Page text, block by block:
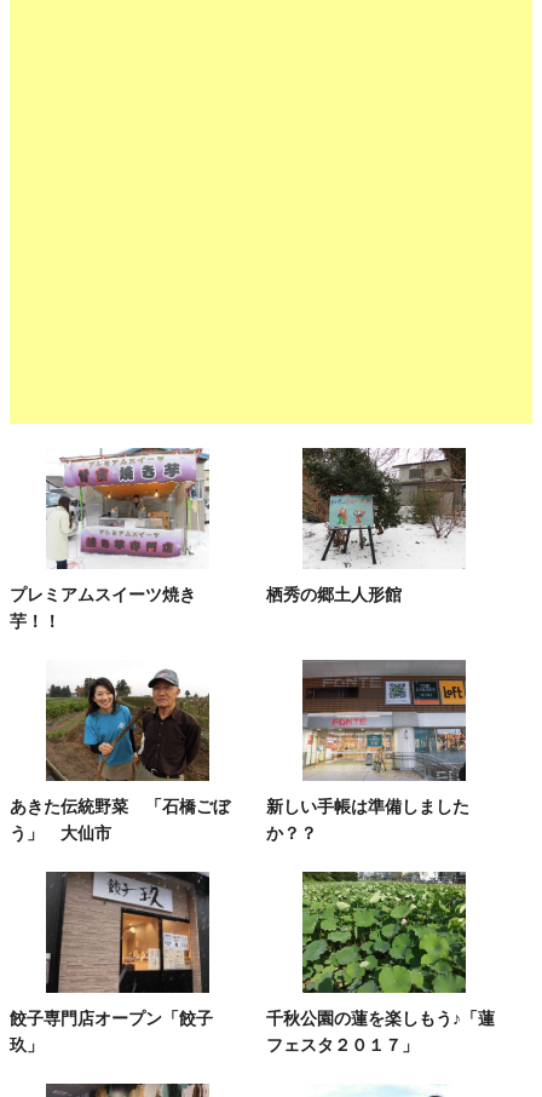
プレミアムスイーツ焼き
芋！！
栖秀の郷土人形館
あきた伝統野菜 「石橋ごぼ
う」 大仙市
新しい手帳は準備しました
か？？
餃子専門店オープン「餃子
玖」
千秋公園の蓮を楽しもう♪「蓮
フェスタ２０１７」